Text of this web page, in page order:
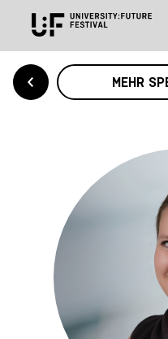
MEHR